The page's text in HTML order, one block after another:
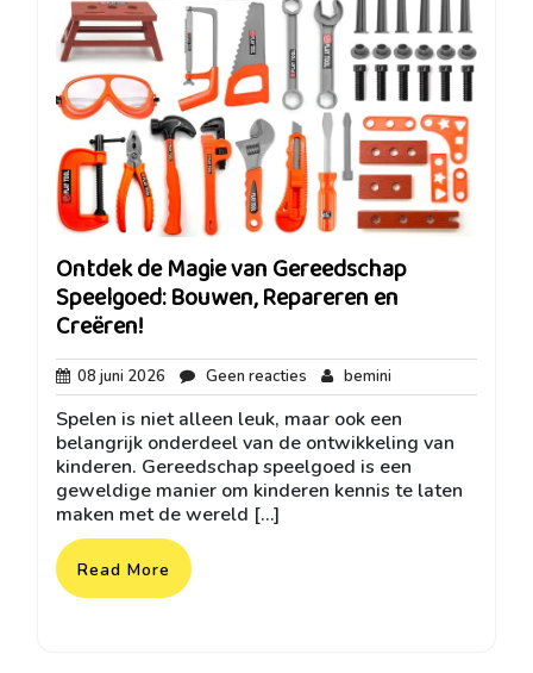
Ontdek de Magie van Gereedschap
Speelgoed: Bouwen, Repareren en
Creëren!
08 juni 2026 08
juni
2026
Geen reacties Geen
reacties
bemini
Spelen is niet alleen leuk, maar ook een
belangrijk onderdeel van de ontwikkeling van
kinderen. Gereedschap speelgoed is een
geweldige manier om kinderen kennis te laten
maken met de wereld […]
Read More